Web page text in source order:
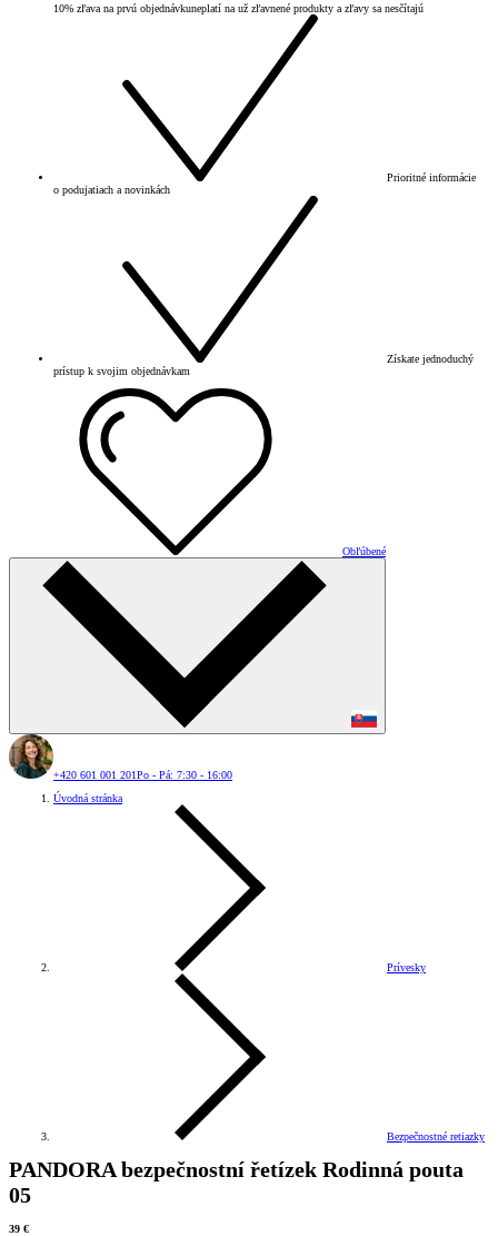
10% zľava na prvú objednávkuneplatí na už zľavnené produkty a zľavy sa nesčítajú
Prioritné informácie
o podujatiach a novinkách
Získate jednoduchý
prístup k svojim objednávkam
Obľúbené
+420 601 001 201Po - Pá: 7:30 - 16:00
Úvodná stránka
Prívesky
Bezpečnostné retiazky
PANDORA bezpečnostní řetízek Rodinná pouta
05
39 €